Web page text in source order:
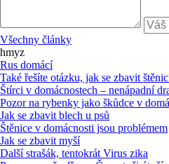
Všechny články
hmyz
Rus domácí
Také řešíte otázku, jak se zbavit
Štírci v domácnostech – nenápadní
Pozor na rybenky jako škůdce v
Jak se zbavit blech u psů
Štěnice v domácnosti jsou problémem
Jak se zbavit myší
Další strašák, tentokrát Virus zika